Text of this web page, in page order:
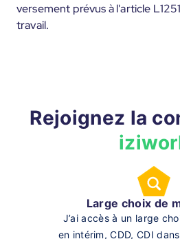
versement prévus à l'article
travail.
Rejoignez la
Large choix de
J’ai accès à un large
en intérim, CDD, CDI